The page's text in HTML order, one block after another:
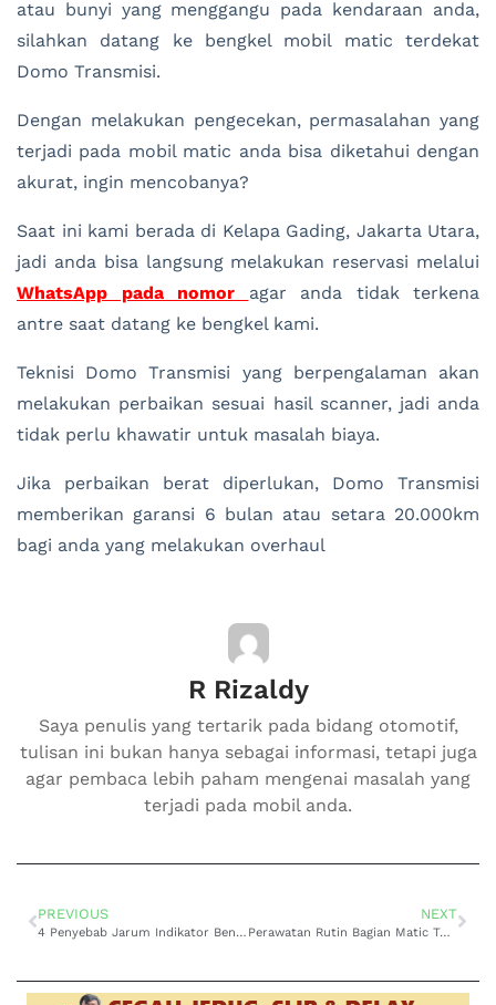
atau bunyi yang menggangu pada kendaraan anda,
silahkan datang ke bengkel mobil matic terdekat
Domo Transmisi.
Dengan melakukan pengecekan, permasalahan yang
terjadi pada mobil matic anda bisa diketahui dengan
akurat, ingin mencobanya?
Saat ini kami berada di Kelapa Gading, Jakarta Utara,
jadi anda bisa langsung melakukan reservasi melalui
WhatsApp pada nomor
agar anda tidak terkena
antre saat datang ke bengkel kami.
Teknisi Domo Transmisi yang berpengalaman akan
melakukan perbaikan sesuai hasil scanner, jadi anda
tidak perlu khawatir untuk masalah biaya.
Jika perbaikan berat diperlukan, Domo Transmisi
memberikan garansi 6 bulan atau setara 20.000km
bagi anda yang melakukan overhaul
R Rizaldy
Saya penulis yang tertarik pada bidang otomotif,
tulisan ini bukan hanya sebagai informasi, tetapi juga
agar pembaca lebih paham mengenai masalah yang
terjadi pada mobil anda.
PREVIOUS
4 Penyebab Jarum Indikator Bensin Mobil Naik Turun
NEXT
Perawatan Rutin Bagian Matic Toyota Vellfire